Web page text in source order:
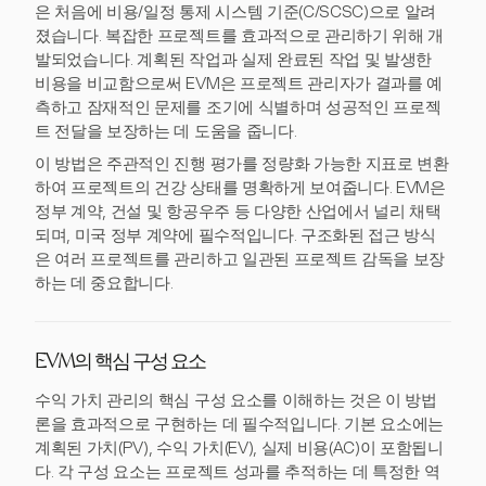
은 처음에 비용/일정 통제 시스템 기준(C/SCSC)으로 알려
졌습니다. 복잡한 프로젝트를 효과적으로 관리하기 위해 개
발되었습니다. 계획된 작업과 실제 완료된 작업 및 발생한
비용을 비교함으로써 EVM은 프로젝트 관리자가 결과를 예
측하고 잠재적인 문제를 조기에 식별하며 성공적인 프로젝
트 전달을 보장하는 데 도움을 줍니다.
이 방법은 주관적인 진행 평가를 정량화 가능한 지표로 변환
하여 프로젝트의 건강 상태를 명확하게 보여줍니다. EVM은
정부 계약, 건설 및 항공우주 등 다양한 산업에서 널리 채택
되며, 미국 정부 계약에 필수적입니다. 구조화된 접근 방식
은 여러 프로젝트를 관리하고 일관된 프로젝트 감독을 보장
하는 데 중요합니다.
EVM의 핵심 구성 요소
수익 가치 관리의 핵심 구성 요소를 이해하는 것은 이 방법
론을 효과적으로 구현하는 데 필수적입니다. 기본 요소에는
계획된 가치(PV), 수익 가치(EV), 실제 비용(AC)이 포함됩니
다. 각 구성 요소는 프로젝트 성과를 추적하는 데 특정한 역